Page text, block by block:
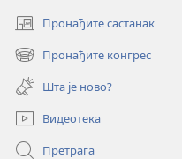
Пронађите састанак
(отвара
нови
прозор)
Пронађите конгрес
(отвара
нови
прозор)
Шта је ново?
Видеотека
Претрага